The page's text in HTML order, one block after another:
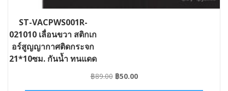
ST-VACPWS001R-
021010 เลื่อนขวา สติกเก
อร์สูญญากาศติดกระจก
21*10ซม. กันน้ำ ทนแดด
฿89.00 Original
฿50.00Current